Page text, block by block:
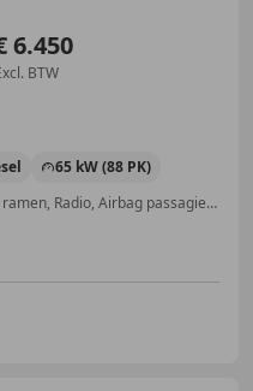
6.450
BTW
65 kW (88 PK)
Airconditioning, Trekhaak, Elektrische ramen, Radio, Airbag passagier, Traction control, Automatische klimaatregeling, ABS